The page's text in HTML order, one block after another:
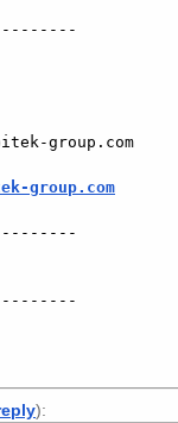
group.com
group.com
):